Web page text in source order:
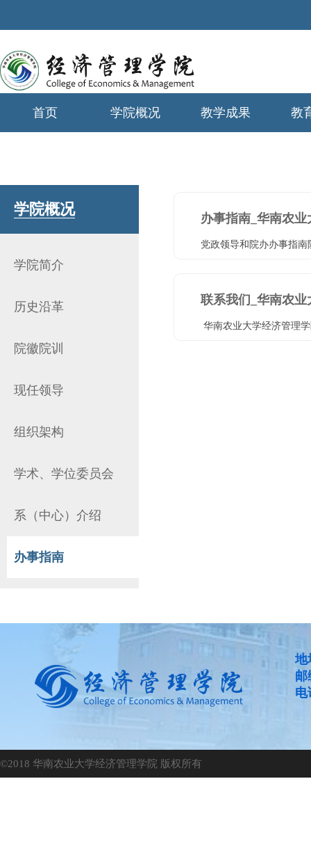
首页 学院概况 教学成果 教
学院概况
学院简介
历史沿革
院徽院训
现任领导
组织架构
学术、学位委员会
系（中心）介绍
办事指南
办事指南_华南农
党政领导和院办办事指南
联系我们_华南农
华南农业大学经济管理
地
邮
电
©2018 华南农业大学经济管理学院 版权所有